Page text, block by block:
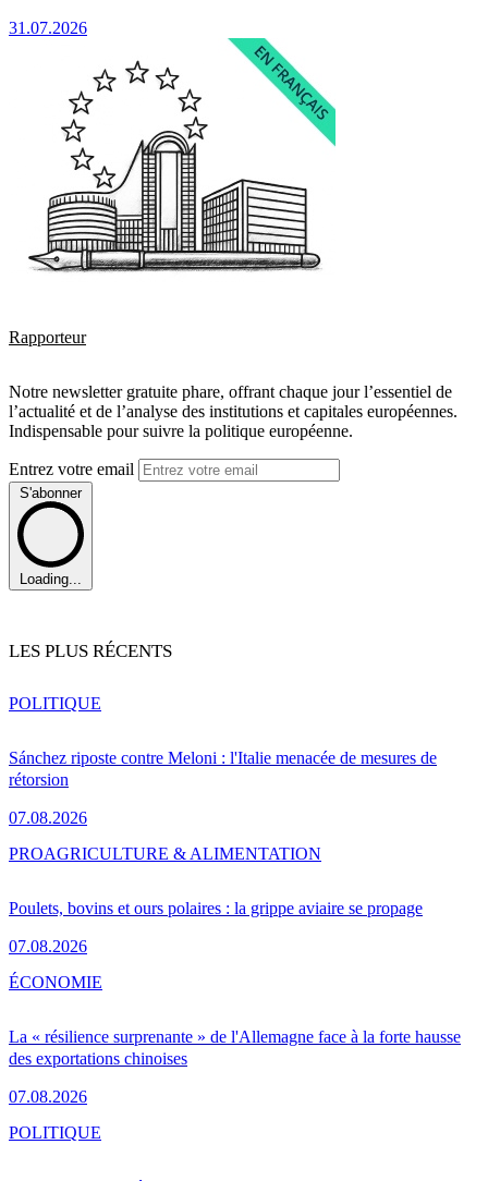
31.07.2026
Rapporteur
Notre newsletter gratuite phare, offrant chaque jour l’essentiel de
l’actualité et de l’analyse des institutions et capitales européennes.
Indispensable pour suivre la politique européenne.
Entrez votre email
S'abonner
Loading...
LES PLUS RÉCENTS
Sánchez riposte contre Meloni : l'Italie menacée de mesures de
rétorsion
07.08.2026
POLITIQUE
Poulets, bovins et ours polaires : la grippe aviaire se propage
07.08.2026
PROAGRICULTURE & ALIMENTATION
La « résilience surprenante » de l'Allemagne face à la forte hausse
des exportations chinoises
07.08.2026
ÉCONOMIE
POLITIQUE